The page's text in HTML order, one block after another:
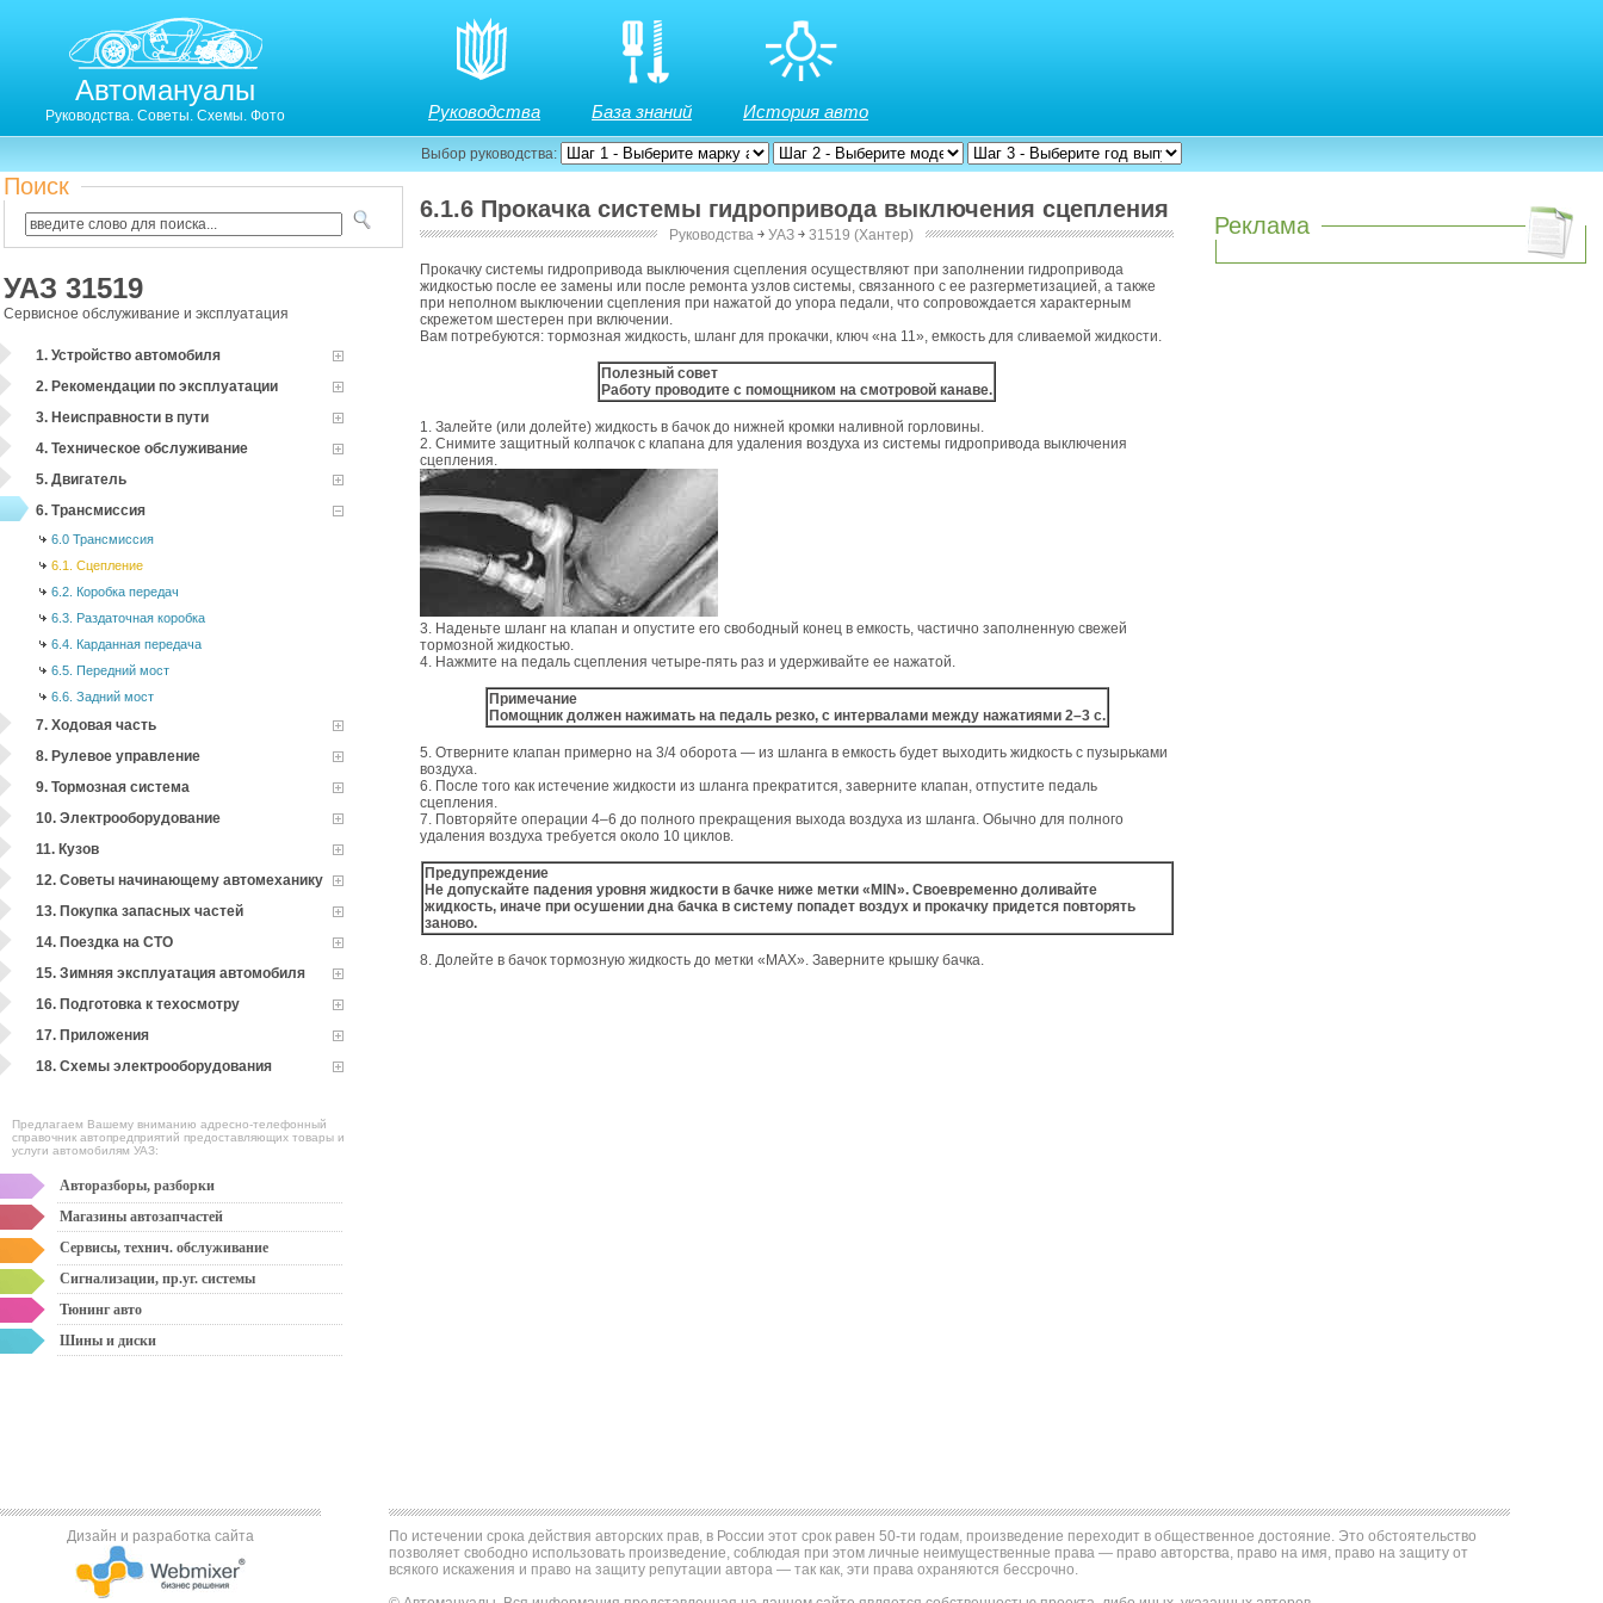
Автомануалы
Руководства. Советы. Схемы. Фото Руководства База знаний История авто
Выбор руководства:
Поиск
УАЗ 31519
Сервисное обслуживание и эксплуатация
1. Устройство автомобиля
2. Рекомендации по эксплуатации
3. Неисправности в пути
4. Техническое обслуживание
5. Двигатель
6. Трансмиссия
6.0 Трансмиссия
6.1. Сцепление
6.2. Коробка передач
6.3. Раздаточная коробка
6.4. Карданная передача
6.5. Передний мост
6.6. Задний мост
7. Ходовая часть
8. Рулевое управление
9. Тормозная система
10. Электрооборудование
11. Кузов
12. Советы начинающему автомеханику
13. Покупка запасных частей
14. Поездка на СТО
15. Зимняя эксплуатация автомобиля
16. Подготовка к техосмотру
17. Приложения
18. Схемы электрооборудования
Предлагаем Вашему вниманию адресно-телефонный
справочник автопредприятий предоставляющих товары и
услуги автомобилям УАЗ:
Авторазборы, разборки
Магазины автозапчастей
Сервисы, технич. обслуживание
Сигнализации, пр.уг. системы
Тюнинг авто
Шины и диски
6.1.6 Прокачка системы гидропривода выключения сцепления
Руководства ￫ УАЗ ￫ 31519 (Хантер)
Прокачку системы гидропривода выключения сцепления осуществляют при заполнении гидропривода
жидкостью после ее замены или после ремонта узлов системы, связанного с ее разгерметизацией, а также
при неполном выключении сцепления при нажатой до упора педали, что сопровождается характерным
скрежетом шестерен при включении.
Вам потребуются: тормозная жидкость, шланг для прокачки, ключ «на 11», емкость для сливаемой жидкости.
Полезный совет
Работу проводите с помощником на смотровой канаве.
1. Залейте (или долейте) жидкость в бачок до нижней кромки наливной горловины.
2. Снимите защитный колпачок с клапана для удаления воздуха из системы гидропривода выключения
сцепления.
3. Наденьте шланг на клапан и опустите его свободный конец в емкость, частично заполненную свежей
тормозной жидкостью.
4. Нажмите на педаль сцепления четыре-пять раз и удерживайте ее нажатой.
Примечание
Помощник должен нажимать на педаль резко, с интервалами между нажатиями 2–3 с.
5. Отверните клапан примерно на 3/4 оборота — из шланга в емкость будет выходить жидкость с пузырьками
воздуха.
6. После того как истечение жидкости из шланга прекратится, заверните клапан, отпустите педаль
сцепления.
7. Повторяйте операции 4–6 до полного прекращения выхода воздуха из шланга. Обычно для полного
удаления воздуха требуется около 10 циклов.
Предупреждение
Не допускайте падения уровня жидкости в бачке ниже метки «MIN». Своевременно доливайте
жидкость, иначе при осушении дна бачка в систему попадет воздух и прокачку придется повторять
заново.
8. Долейте в бачок тормозную жидкость до метки «MAX». Заверните крышку бачка.
Реклама
Дизайн и разработка сайта
По истечении срока действия авторских прав, в России этот срок равен 50-ти годам, произведение переходит в общественное достояние. Это обстоятельство
позволяет свободно использовать произведение, соблюдая при этом личные неимущественные права — право авторства, право на имя, право на защиту от
всякого искажения и право на защиту репутации автора — так как, эти права охраняются бессрочно.